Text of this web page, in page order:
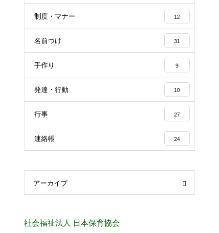
制度・マナー 12
名前つけ 31
手作り 9
発達・行動 10
行事 27
連絡帳 24
アーカイブ
社会福祉法人 日本保育協会